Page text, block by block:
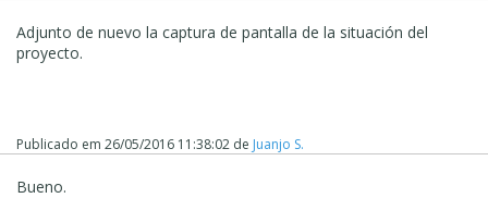
del proyecto cuando ya estaba acabdo al 85%.
Contéstame hoy sin más demora, que lleváis desde el
Sigo esperando respuesta urgente suya desde hace ya
Adjunto de nuevo la captura de pantalla de la situación del
proyecto.
Publicado em 26/05/2016 11:38:02 de Juanjo S.
Bueno.